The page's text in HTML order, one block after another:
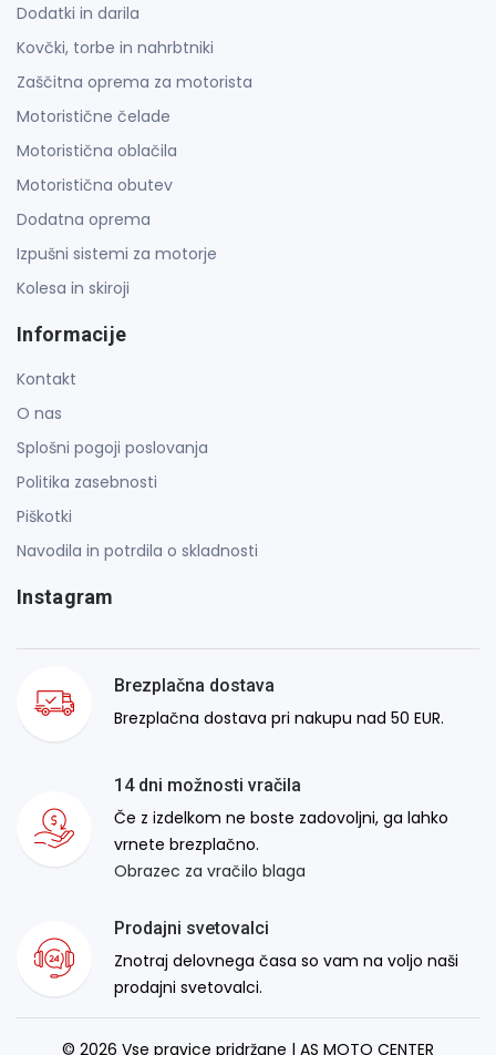
Dodatki in darila
Kovčki, torbe in nahrbtniki
Zaščitna oprema za motorista
Motoristične čelade
Motoristična oblačila
Motoristična obutev
Dodatna oprema
Izpušni sistemi za motorje
Kolesa in skiroji
Informacije
Kontakt
O nas
Splošni pogoji poslovanja
Politika zasebnosti
Piškotki
Navodila in potrdila o skladnosti
Instagram
Brezplačna dostava
Brezplačna dostava pri nakupu nad 50 EUR.
14 dni možnosti vračila
Če z izdelkom ne boste zadovoljni, ga lahko
vrnete brezplačno.
Obrazec za vračilo blaga
Prodajni svetovalci
Znotraj delovnega časa so vam na voljo naši
prodajni svetovalci.
© 2026 Vse pravice pridržane | AS MOTO CENTER